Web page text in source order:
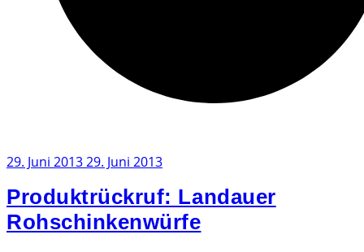
29. Juni 201329. Juni 2013
Produktrückruf: Landauer
Rohschinkenwürfe